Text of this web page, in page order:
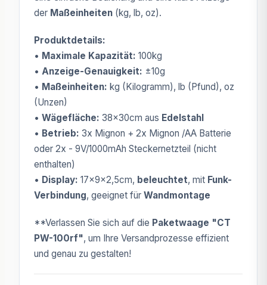
der Maßeinheiten (kg, lb, oz).
Produktdetails:
• Maximale Kapazität: 100kg
• Anzeige-Genauigkeit: ±10g
• Maßeinheiten: kg (Kilogramm), lb (Pfund), oz
(Unzen)
• Wägefläche: 38x30cm aus Edelstahl
• Betrieb: 3x Mignon + 2x Mignon /AA Batterie
oder 2x - 9V/1000mAh Steckernetzteil (nicht
enthalten)
• Display: 17x9x2,5cm, beleuchtet, mit Funk-
Verbindung, geeignet für Wandmontage
**Verlassen Sie sich auf die Paketwaage "CT
PW-100rf", um Ihre Versandprozesse effizient
und genau zu gestalten!